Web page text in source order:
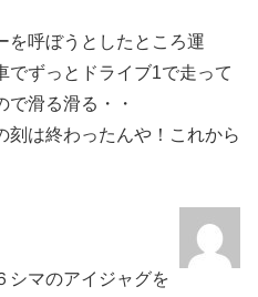
を呼ぼうとしたところ運
でずっとドライブ1で走って
で滑る滑る・・
刻は終わったんや！これから
シマのアイジャグを